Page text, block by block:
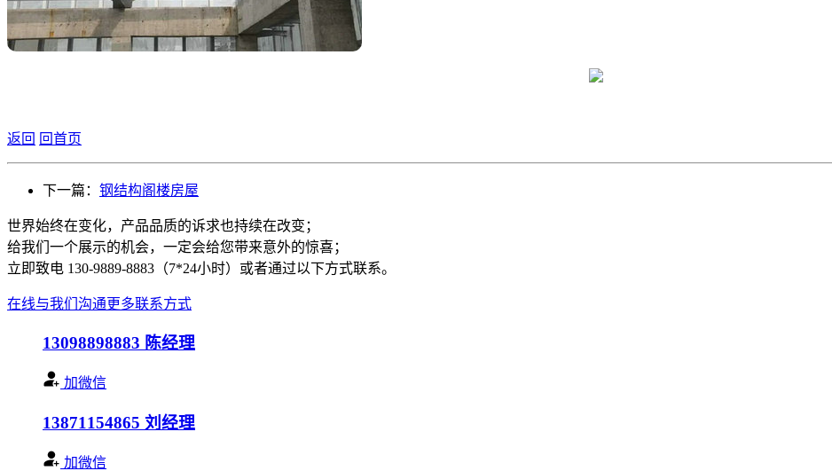
返回 回首页
下一篇： 钢结构阁楼房屋
世界始终在变化，产品品质的诉求也持续在改变；
给我们一个展示的机会，一定会给您带来意外的惊喜；
立即致电 130-9889-8883（7*24小时）或者通过以下方式联系。
在线与我们沟通更多联系方式
13098898883 陈经理
加微信
13871154865 刘经理
加微信